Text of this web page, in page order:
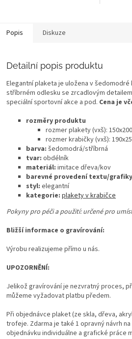
Popis Diskuze
Detailní popis produktu
Elegantní plaketa je uložena v
stříbrném odlesku se zrcadlovým
speciální sportovní akce a pod. Cena je
rozměry produktu
rozmer plakety (vxš):
rozmer krabičky (vxš):
barva: šedomodrá/stříbrná
tvar: obdélník
materiál: imitace dřeva/kov
barevné provedení textu/
styl: elegantní
kategorie: plakety v krabičce
Pokyny pro péči a použití: určené pro
Bližší informace o gravírování:
Výrobu realizujeme přímo u nás.
UPOZORNĚNÍ:
Jelikož gravírování je nezvratný proces,
můžeme vyžadovat platbu předem.
Při objednávce plaket (ze skla, dřeva,
trofeje. Zdarma je také 1 opravný návrh
objednávku individuálne a grafické práce